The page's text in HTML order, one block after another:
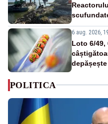
6 aug. 2026,
Loto 6/49,
POLITICA